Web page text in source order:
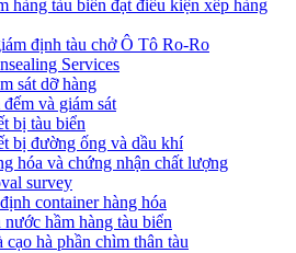
hàng tàu biển đạt điều kiện xếp hàng
định tàu chở Ô Tô Ro-Ro
Services
sát dỡ hàng
và giám sát
bị tàu biển
bị đường ống và dầu khí
hóa và chứng nhận chất lượng
survey
container hàng hóa
hầm hàng tàu biển
hà phần chìm thân tàu